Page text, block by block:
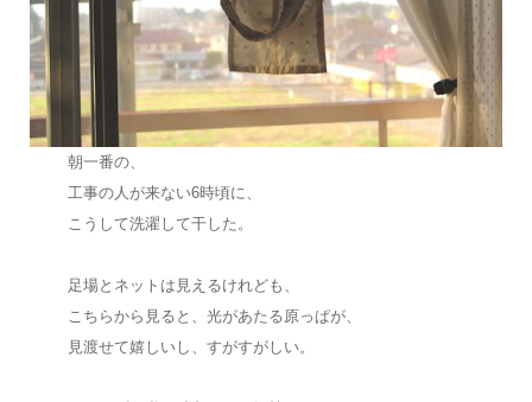
朝一番の、
工事の人が来ない6時頃に、
こうして洗濯して干した。
足場とネットは見えるけれども、
こちらから見ると、光があたる原っぱが、
見渡せて嬉しいし、すがすがしい。